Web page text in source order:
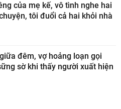
của mẹ kế, vô tình nghe hai
tôi đuổi cả hai khỏi nhà
đêm, vợ hoảng loạn gọi
sờ khi thấy người xuất hiện